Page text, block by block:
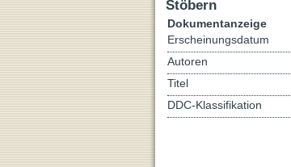
Stöbern
Dokumentanzeige
Erscheinungsdatum
Autoren
Titel
DDC-Klassifikation